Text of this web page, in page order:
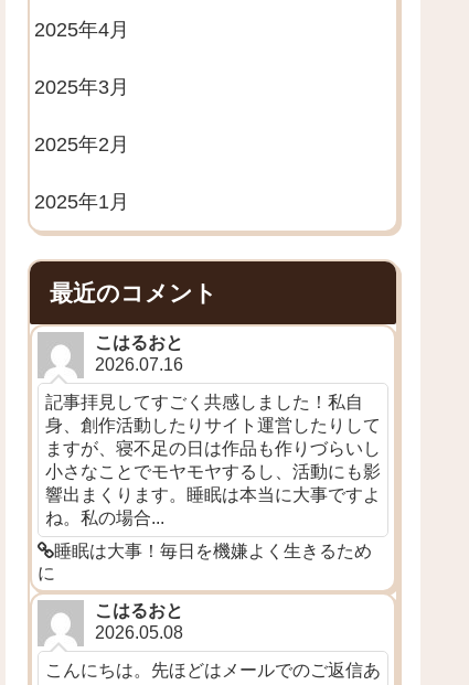
2025年4月
2025年3月
2025年2月
2025年1月
最近のコメント
こはるおと
2026.07.16
記事拝見してすごく共感しました！私自
身、創作活動したりサイト運営したりして
ますが、寝不足の日は作品も作りづらいし
小さなことでモヤモヤするし、活動にも影
響出まくります。睡眠は本当に大事ですよ
ね。私の場合...
睡眠は大事！毎日を機嫌よく生きるため
に
こはるおと
2026.05.08
こんにちは。先ほどはメールでのご返信あ